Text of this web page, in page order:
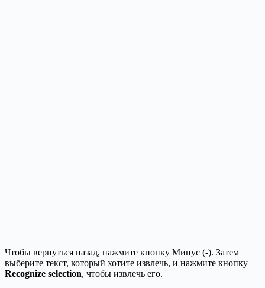
Чтобы вернуться назад, нажмите кнопку Минус (-). Затем
выберите текст, который хотите извлечь, и нажмите кнопку
Recognize selection, чтобы извлечь его.